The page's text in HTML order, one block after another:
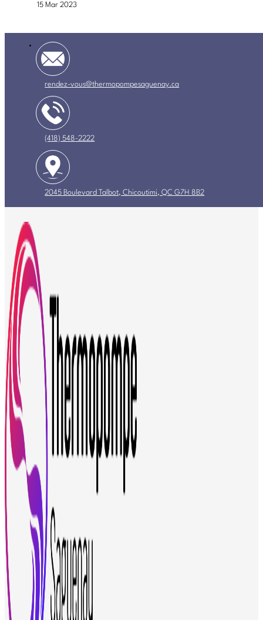
15 Mar 2023
rendez-vous@thermopompesaguenay.ca
(418) 548-2222
2045 Boulevard Talbot, Chicoutimi, QC G7H 8B2